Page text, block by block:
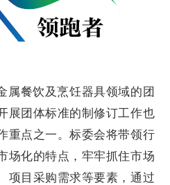
属餐饮及烹饪器具领域的团
展团体标准的制修订工作也
重点之一。标委会将带领行
场化的特点，牢牢抓住市场
项目采购需求等要素，通过